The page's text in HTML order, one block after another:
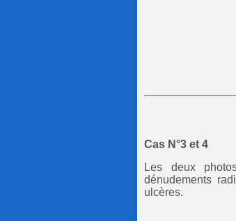
Cas N°3 et 4
Les deux
dénudements
ulcères.